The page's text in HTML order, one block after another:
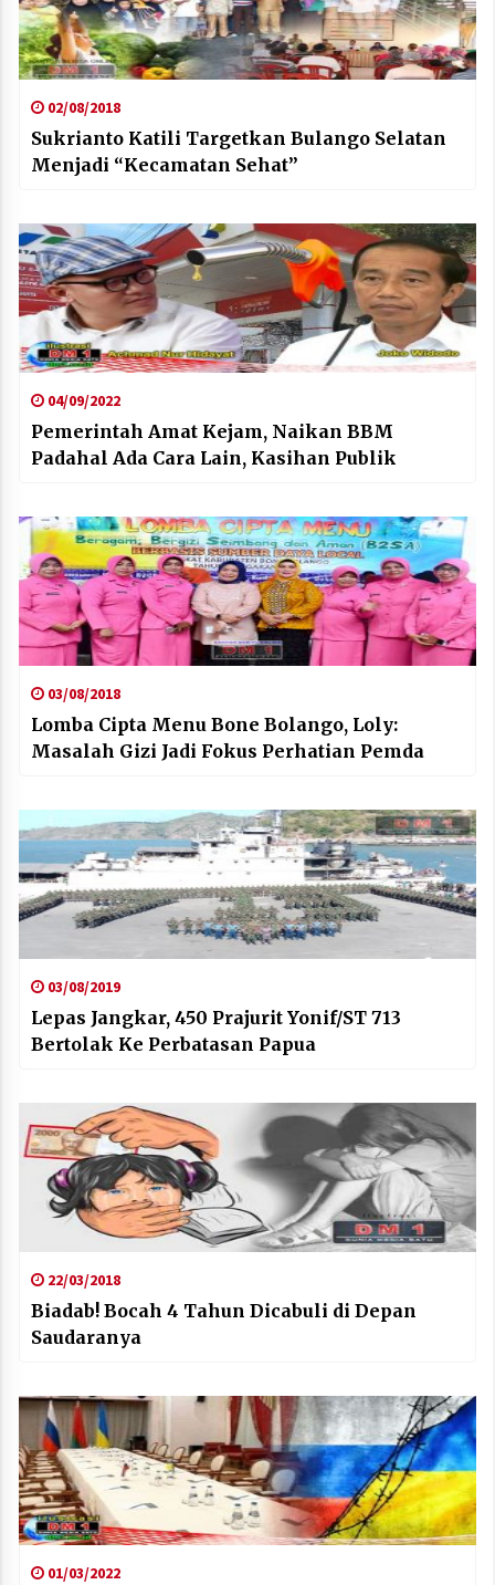
02/08/2018
Sukrianto Katili Targetkan Bulango Selatan
Menjadi “Kecamatan Sehat”
04/09/2022
Pemerintah Amat Kejam, Naikan BBM
Padahal Ada Cara Lain, Kasihan Publik
03/08/2018
Lomba Cipta Menu Bone Bolango, Loly:
Masalah Gizi Jadi Fokus Perhatian Pemda
03/08/2019
Lepas Jangkar, 450 Prajurit Yonif/ST 713
Bertolak Ke Perbatasan Papua
22/03/2018
Biadab! Bocah 4 Tahun Dicabuli di Depan
Saudaranya
01/03/2022